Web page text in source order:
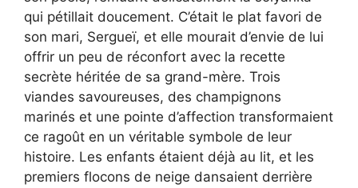
qui pétillait doucement. C’était le plat favori de
son mari, Sergueï, et elle mourait d’envie de lui
offrir un peu de réconfort avec la recette
secrète héritée de sa grand-mère. Trois
viandes savoureuses, des champignons
marinés et une pointe d’affection transformaient
ce ragoût en un véritable symbole de leur
histoire. Les enfants étaient déjà au lit, et les
premiers flocons de neige dansaient derrière